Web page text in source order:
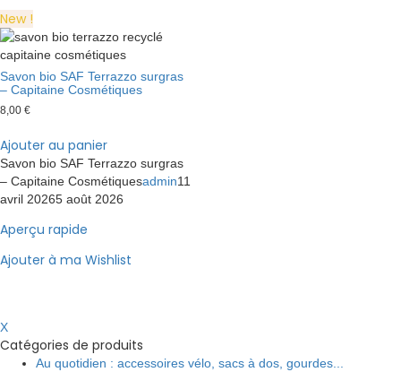
New !
Savon bio SAF Terrazzo surgras
– Capitaine Cosmétiques
8,00 €
Ajouter au panier
Savon bio SAF Terrazzo surgras
– Capitaine Cosmétiquesadmin11
avril 20265 août 2026
Aperçu rapide
Ajouter à ma Wishlist
X
Catégories de produits
Au quotidien : accessoires vélo, sacs à dos, gourdes...